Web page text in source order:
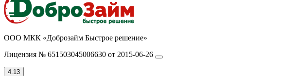
ООО МКК «Доброзайм Быстрое решение»
Лицензия № 651503045006630 от 2015-06-26
4.13